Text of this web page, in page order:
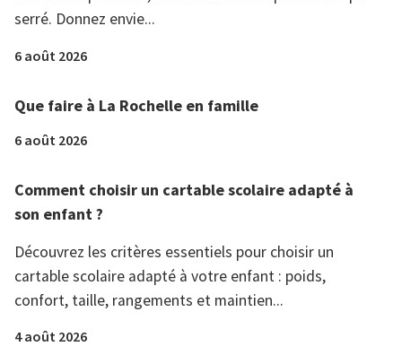
serré. Donnez envie...
6 août 2026
Que faire à La Rochelle en famille
6 août 2026
Comment choisir un cartable scolaire adapté à
son enfant ?
Découvrez les critères essentiels pour choisir un
cartable scolaire adapté à votre enfant : poids,
confort, taille, rangements et maintien...
4 août 2026